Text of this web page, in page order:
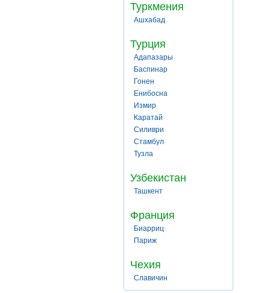
Туркмения
Ашхабад
Турция
Адапазары
Баспинар
Гонен
Енибосна
Измир
Каратай
Силиври
Стамбул
Тузла
Узбекистан
Ташкент
Франция
Биарриц
Париж
Чехия
Славичин